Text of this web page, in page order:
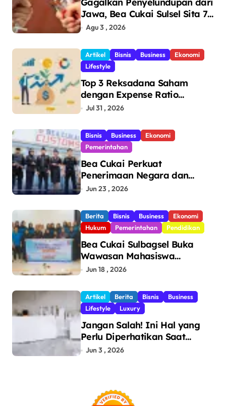
Jawa, Bea Cukai Sulsel Sita 7,8
Juta Batang Rokok Ilegal
Makassar
Agu 3 , 2026
Artikel Bisnis Business
Ekonomi
Lifestyle
Top 3 Reksadana Saham
dengan Expense Ratio
Terendah
Jul 31 , 2026
Bisnis Business
Ekonomi
Pemerintahan
Bea Cukai Perkuat
Penerimaan Negara dan
Pengawasan, Setor Rp123,8
Jun 23 , 2026
Berita Bisnis Business
Ekonomi
Hukum
Pemerintahan Pendidikan
Bea Cukai Sulbagsel Buka
Wawasan Mahasiswa
Politeknik Bosowa tentang
dan Pencegahan Barang
Ilegal
Jun 18 , 2026
Artikel Berita Bisnis
Business
Lifestyle
Luxury
Jangan Salah! Ini Hal yang
Perlu Diperhatikan Saat
Pasang Big Slab
Jun 3 , 2026